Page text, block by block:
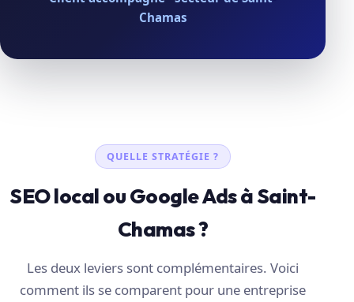
Chamas
QUELLE STRATÉGIE ?
SEO local ou Google Ads à Saint-
Chamas ?
Les deux leviers sont complémentaires. Voici
comment ils se comparent pour une entreprise